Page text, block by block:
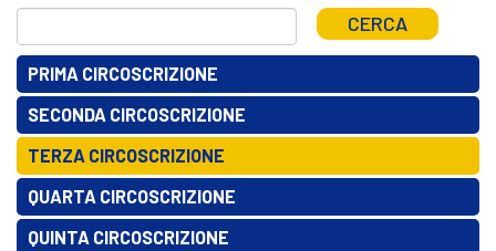
CERCA
PRIMA CIRCOSCRIZIONE
SECONDA CIRCOSCRIZIONE
TERZA CIRCOSCRIZIONE
QUARTA CIRCOSCRIZIONE
QUINTA CIRCOSCRIZIONE